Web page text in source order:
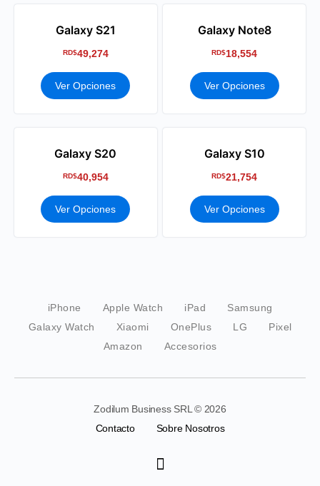
Galaxy S21
RD$49,274
Ver Opciones
Galaxy Note8
RD$18,554
Ver Opciones
Galaxy S20
RD$40,954
Ver Opciones
Galaxy S10
RD$21,754
Ver Opciones
iPhone Apple Watch iPad
Samsung
Galaxy Watch
Xiaomi OnePlus LG
Pixel
Amazon
Accesorios
Zodilum Business SRL © 2026
Contacto
Sobre Nosotros